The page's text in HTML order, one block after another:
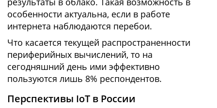
особенности актуальна, если в работе
интернета наблюдаются перебои.
Что касается текущей распространенности
периферийных вычислений, то на
сегодняшний день ими эффективно
пользуются лишь 8% респондентов.
Перспективы IoT в России